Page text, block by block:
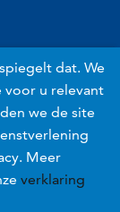
dat. We
voor u relevant
we de site
Meer
verklaring